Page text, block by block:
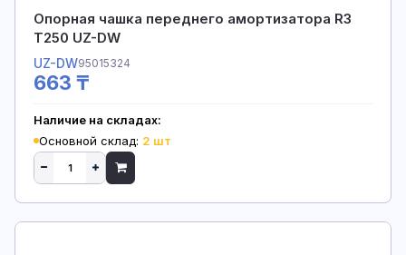
Опорная чашка переднего амортизатора R3
T250 UZ-DW
UZ-DW95015324
663 ₸
Наличие на складах:
Основной склад: 2 шт